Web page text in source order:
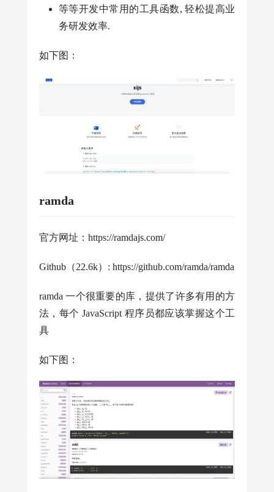
等等开发中常用的工具函数, 轻松提高业
务研发效率.
如下图：
ramda
官方网址：https://ramdajs.com/
Github（22.6k）: https://github.com/ramda/ramda
ramda 一个很重要的库，提供了许多有用的方
法，每个 JavaScript 程序员都应该掌握这个工
具
如下图：